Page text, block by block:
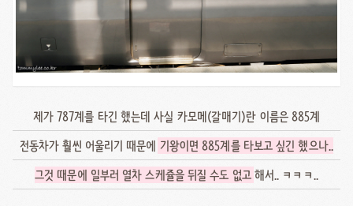
제가 787계를 타긴 했는데 사실 카모메(갈매기)란 이름은 885계
전동차가 훨씬 어울리기 때문에 기왕이면 885계를 타보고 싶긴 했으나..
그것 때문에 일부러 열차 스케쥴을 뒤질 수도 없고해서.. ㅋㅋㅋ..